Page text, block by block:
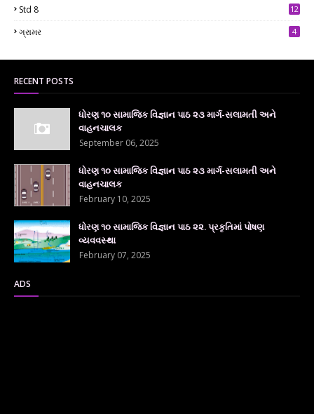
Std 8
12
ગ્રામર 4
RECENT POSTS
ધોરણ ૧૦ સામાજિક વિજ્ઞાન પાઠ ૨૩ માર્ગ-સલામતી અને
વાહનચાલક
September 06, 2025
ધોરણ ૧૦ સામાજિક વિજ્ઞાન પાઠ ૨૩ માર્ગ-સલામતી અને
વાહનચાલક
February 10, 2025
ધોરણ ૧૦ સામાજિક વિજ્ઞાન પાઠ ૨૨. પ્રકૃતિમાં પોષણ
વ્યવવસ્થા
February 07, 2025
ADS